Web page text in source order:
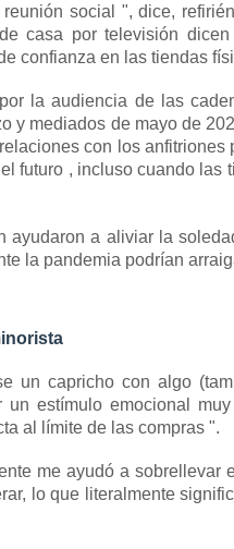
social ", dice,
casa por televisión
confianza en las tiendas
la audiencia de las
y mediados de mayo de
con los
futuro , incluso cuando
ayudaron a aliviar la
la pandemia podrían
un capricho con algo
estímulo emocional
al límite de las compras ".
me ayudó a sobrellevar
lo que literalmente